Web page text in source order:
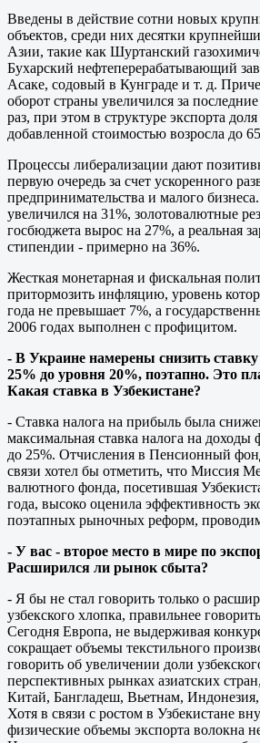
Введены в действие сотни новых
объектов, среди них десятки
Азии, такие как Шуртанский
Бухарский нефтеперерабатывающий
Асаке, содовый в Кунграде и т. д.
оборот страны увеличился за
раз, при этом в структуре экспорта
добавленной стоимостью возросла до
Процессы либерализации дают
первую очередь за счет ускоренного
предпринимательства и малого
увеличился на 31%, золотовалютные
госбюджета вырос на 27%, а реальная
стипендии - примерно на 36%.
Жесткая монетарная и фискальная
притормозить инфляцию, уровень
года не превышает 7%, а
2006 годах выполнен с профицитом.
- В Украине намерены снизить
25% до уровня 20%, поэтапно. Это
Какая ставка в Узбекистане?
- Ставка налога на прибыль была
максимальная ставка налога на доходы
до 25%. Отчисления в Пенсионный
связи хотел бы отметить, что Миссия
валютного фонда, посетившая
года, высоко оценила эффективность
поэтапных рыночных реформ,
- У вас - второе место в мире по
Расширился ли рынок сбыта?
- Я бы не стал говорить только о
узбекского хлопка, правильнее
Сегодня Европа, не выдерживая
сокращает объемы текстильного
говорить об увеличении доли
перспективных рынках азиатских
Китай, Бангладеш, Вьетнам,
Хотя в связи с ростом в Узбекистане
физические объемы экспорта волокна